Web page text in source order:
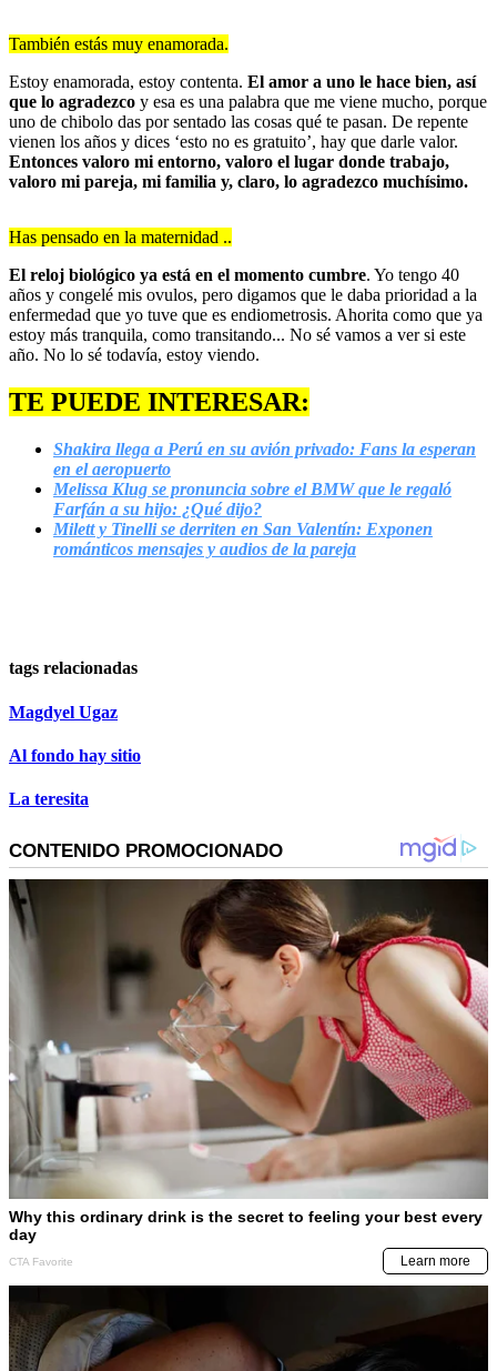
También estás muy enamorada.
Estoy enamorada, estoy contenta. El amor a uno le hace bien, así
que lo agradezco y esa es una palabra que me viene mucho, porque
uno de chibolo das por sentado las cosas qué te pasan. De repente
vienen los años y dices ‘esto no es gratuito’, hay que darle valor.
Entonces valoro mi entorno, valoro el lugar donde trabajo,
valoro mi pareja, mi familia y, claro, lo agradezco muchísimo.
Has pensado en la maternidad ..
El reloj biológico ya está en el momento cumbre. Yo tengo 40
años y congelé mis ovulos, pero digamos que le daba prioridad a la
enfermedad que yo tuve que es endiometrosis. Ahorita como que ya
estoy más tranquila, como transitando... No sé vamos a ver si este
año. No lo sé todavía, estoy viendo.
TE PUEDE INTERESAR:
Shakira llega a Perú en su avión privado: Fans la esperan
en el aeropuerto
Melissa Klug se pronuncia sobre el BMW que le regaló
Farfán a su hijo: ¿Qué dijo?
Milett y Tinelli se derriten en San Valentín: Exponen
románticos mensajes y audios de la pareja
tags relacionadas
Magdyel Ugaz
Al fondo hay sitio
La teresita